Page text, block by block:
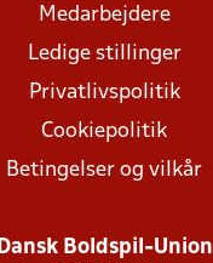
Medarbejdere
Ledige stillinger
Privatlivspolitik
Cookiepolitik
Betingelser og vilkår
Dansk Boldspil-Union